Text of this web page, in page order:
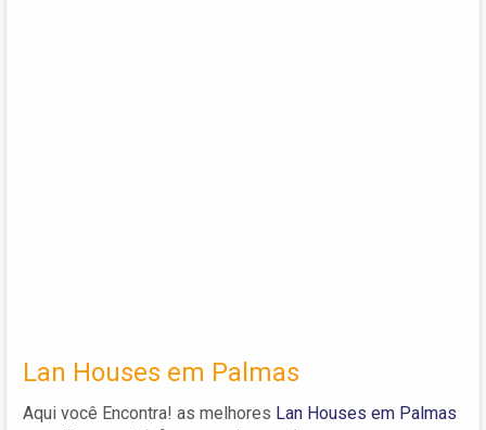
Lan Houses em Palmas
Aqui você Encontra! as melhores Lan Houses em Palmas